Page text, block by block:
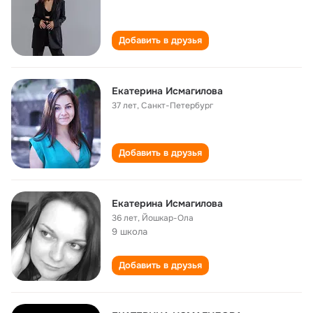
Добавить в друзья
Екатерина Исмагилова
37 лет,Санкт-Петербург
Добавить в друзья
Екатерина Исмагилова
36 лет, Йошкар-Ола
9 школа
Добавить в друзья